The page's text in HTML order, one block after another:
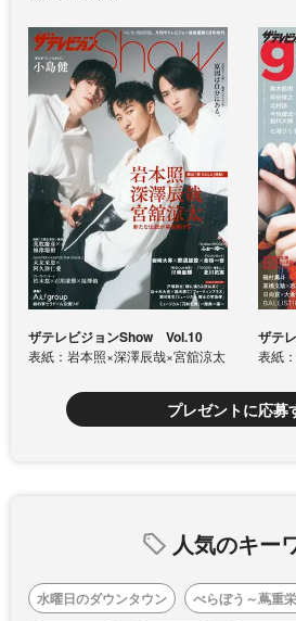
ザテレビジョンShow Vol.10
表紙：岩本照×深澤辰哉×宮舘涼太
ザテ
表紙
プレゼントに応募
人気のキー
水曜日のダウンタウン べらぼう～蔦重